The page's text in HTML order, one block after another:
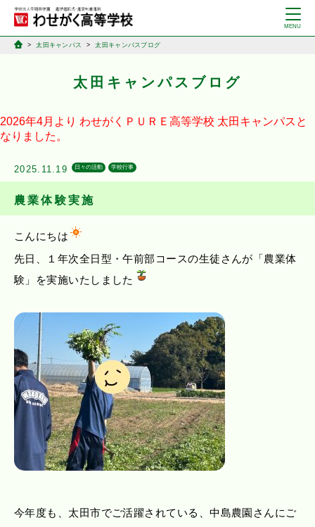
太田キャンパス 太田キャンパスブログ
太田キャンパスブログ
2026年4月より わせがくＰＵＲＥ高等学校 太田キャンパスと
なりました。
2025.11.19 日々の活動 学校行事
農業体験実施
こんにちは
先日、１年次全日型・午前部コースの生徒さんが「農業体
験」を実施いたしました
今年度も、太田市でご活躍されている、中島農園さんにご